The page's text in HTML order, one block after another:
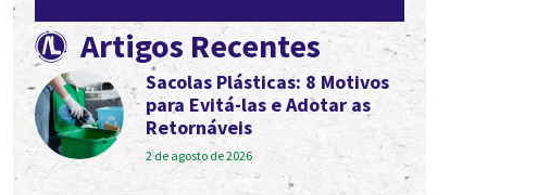
Artigos Recentes
Sacolas Plásticas: 8 Motivos
para Evitá-las e Adotar as
Retornáveis
2 de agosto de 2026